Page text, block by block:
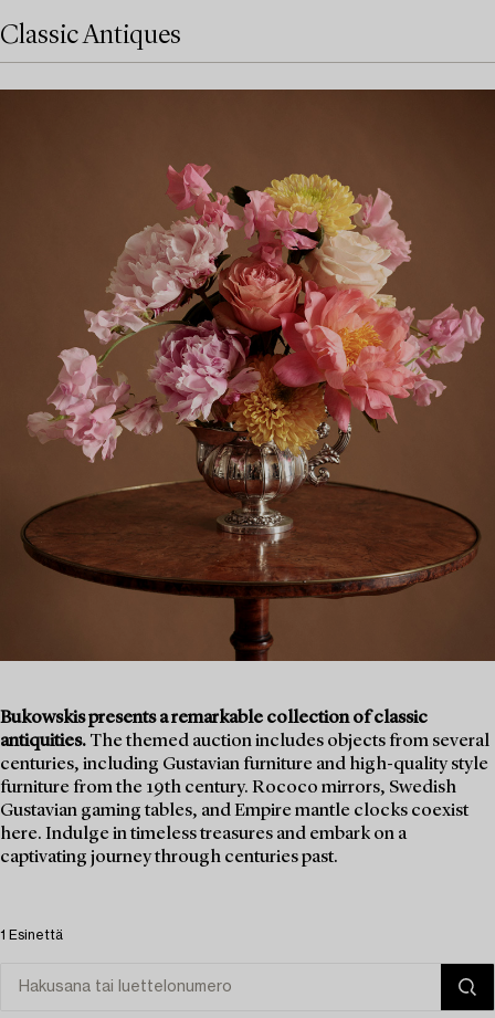
Classic Antiques
Bukowskis presents a remarkable collection of classic
antiquities. The themed auction includes objects from several
centuries, including Gustavian furniture and high-quality style
furniture from the 19th century. Rococo mirrors, Swedish
Gustavian gaming tables, and Empire mantle clocks coexist
here. Indulge in timeless treasures and embark on a
captivating journey through centuries past.
1 Esinettä